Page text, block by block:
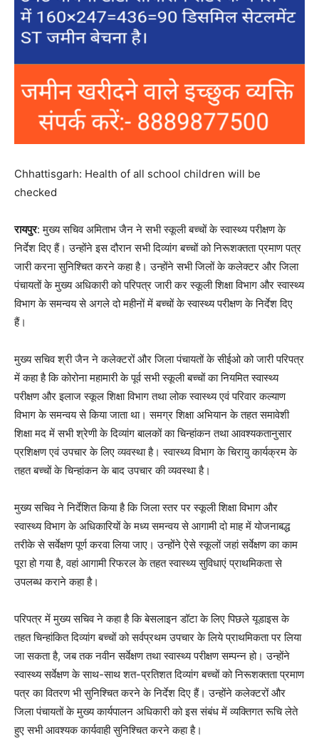
Chhattisgarh: Health of all school children will be
checked
रायपुर: मुख्य सचिव अमिताभ जैन ने सभी स्कूली बच्चों के स्वास्थ्य परीक्षण के
निर्देश दिए हैं। उन्होंने इस दौरान सभी दिव्यांग बच्चों को निरूशक्तता प्रमाण पत्र
जारी करना सुनिश्चित करने कहा है। उन्होंने सभी जिलों के कलेक्टर और जिला
पंचायतों के मुख्य अधिकारी को परिपत्र जारी कर स्कूली शिक्षा विभाग और स्वास्थ्य
विभाग के समन्वय से अगले दो महीनों में बच्चों के स्वास्थ्य परीक्षण के निर्देश दिए
हैं।
मुख्य सचिव श्री जैन ने कलेक्टरों और जिला पंचायतों के सीईओ को जारी परिपत्र
में कहा है कि कोरोना महामारी के पूर्व सभी स्कूली बच्चों का नियमित स्वास्थ्य
परीक्षण और इलाज स्कूल शिक्षा विभाग तथा लोक स्वास्थ्य एवं परिवार कल्याण
विभाग के समन्वय से किया जाता था। समग्र शिक्षा अभियान के तहत समावेशी
शिक्षा मद में सभी श्रेणी के दिव्यांग बालकों का चिन्हांकन तथा आवश्यकतानुसार
प्रशिक्षण एवं उपचार के लिए व्यवस्था है। स्वास्थ्य विभाग के चिरायु कार्यक्रम के
तहत बच्चों के चिन्हांकन के बाद उपचार की व्यवस्था है।
मुख्य सचिव ने निर्देशित किया है कि जिला स्तर पर स्कूली शिक्षा विभाग और
स्वास्थ्य विभाग के अधिकारियों के मध्य समन्वय से आगामी दो माह में योजनाबद्ध
तरीके से सर्वेक्षण पूर्ण करवा लिया जाए। उन्होंने ऐसे स्कूलों जहां सर्वेक्षण का काम
पूरा हो गया है, वहां आगामी रिफरल के तहत स्वास्थ्य सुविधाएं प्राथमिकता से
उपलब्ध कराने कहा है।
परिपत्र में मुख्य सचिव ने कहा है कि बेसलाइन डॉटा के लिए पिछले यूडाइस के
तहत चिन्हांकित दिव्यांग बच्चों को सर्वप्रथम उपचार के लिये प्राथमिकता पर लिया
जा सकता है, जब तक नवीन सर्वेक्षण तथा स्वास्थ्य परीक्षण सम्पन्न हो। उन्होंने
स्वास्थ्य सर्वेक्षण के साथ-साथ शत-प्रतिशत दिव्यांग बच्चों को निरूशक्तता प्रमाण
पत्र का वितरण भी सुनिश्चित करने के निर्देश दिए हैं। उन्होंने कलेक्टरों और
जिला पंचायतों के मुख्य कार्यपालन अधिकारी को इस संबंध में व्यक्तिगत रूचि लेते
हुए सभी आवश्यक कार्यवाही सुनिश्चित करने कहा है।